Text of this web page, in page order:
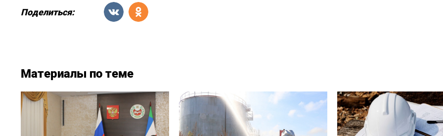
Поделиться:
Материалы по теме